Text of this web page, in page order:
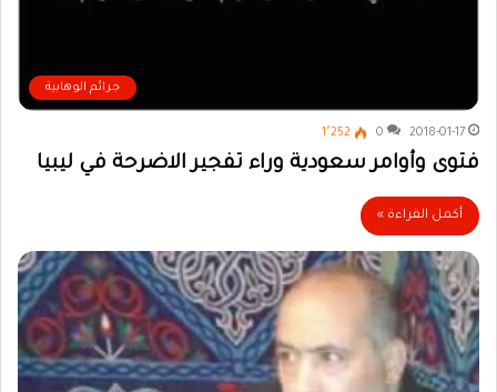
جرائم الوهابية
2018-01-17
0 1٬252
فتوى وأوامر سعودية وراء تفجير الاضرحة في ليبيا
أكمل القراءة »